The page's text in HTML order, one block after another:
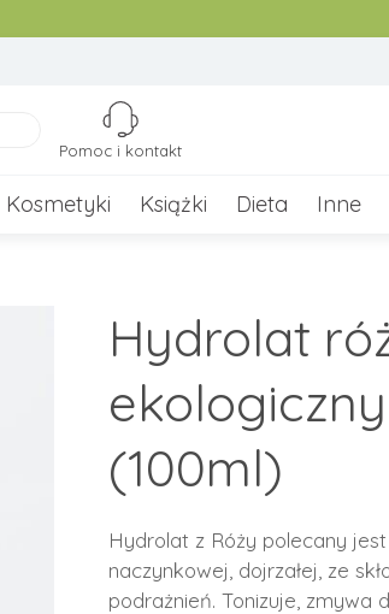
Pomoc i kontakt
Kosmetyki Książki Dieta Inne
Hydrolat
ekologiczny
(100ml)
Hydrolat z Róży polecany
naczynkowej, dojrzałej, ze
podrażnień. Tonizuje, zmywa